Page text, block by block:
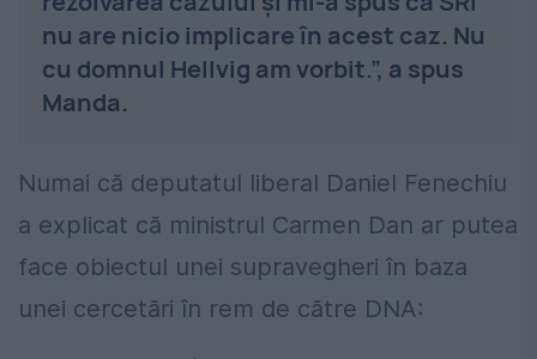
nu are nicio implicare în acest caz. Nu
cu domnul Hellvig am vorbit.”, a spus
Manda.
Numai că deputatul liberal Daniel Fenechiu
a explicat că ministrul Carmen Dan ar putea
face obiectul unei supravegheri în baza
unei cercetări în rem de către DNA: